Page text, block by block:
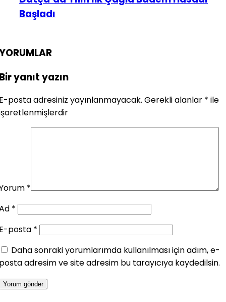
Başladı
yanıt yazın
posta adresiniz yayınlanmayacak. Gerekli alanlar * ile
*
*
posta *
Daha sonraki yorumlarımda kullanılması için adım, e-
adresim ve site adresim bu tarayıcıya kaydedilsin.